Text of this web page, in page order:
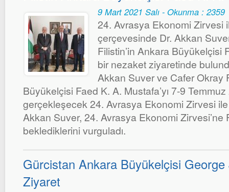
9 Mart 2021 Salı - Okunma : 2359
24. Avrasya Ekonomi Zirvesi
çerçevesinde Dr. Akkan
Filistin’in Ankara Büyükelçisi
bir nezaket ziyaretinde
Akkan Suver ve Cafer Okray
Büyükelçisi Faed K. A. Mustafa’yı 7-9
gerçekleşecek 24. Avrasya Ekonomi Zirvesi
Akkan Suver, 24. Avrasya Ekonomi Zirvesi’ne
beklediklerini vurguladı.
Gürcistan Ankara Büyükelçisi George
Ziyaret